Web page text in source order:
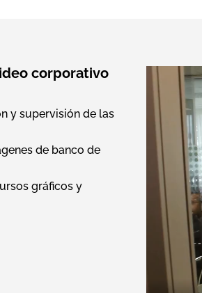
corporativo
y supervisión de las
de banco de
gráficos y